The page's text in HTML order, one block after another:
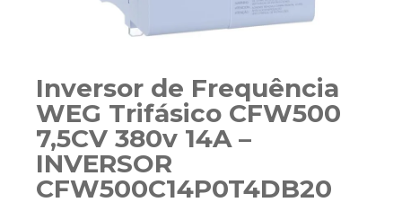
Inversor de Frequência
WEG Trifásico CFW500
7,5CV 380v 14A –
INVERSOR
CFW500C14P0T4DB20